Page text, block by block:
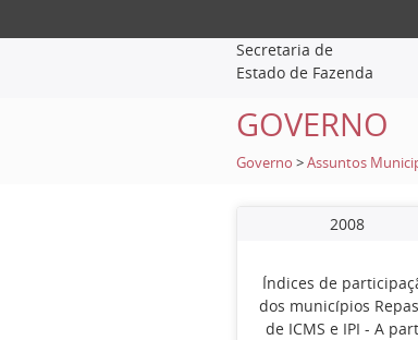
Secretaria de
Estado de Fazenda
GOVERNO
Governo >Assuntos
2008
Índices de
dos municípios
de ICMS e IPI - A